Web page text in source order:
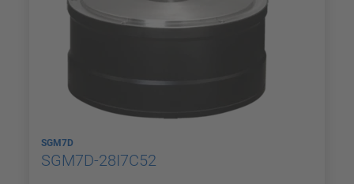
SGM7D
SGM7D-28I7C52